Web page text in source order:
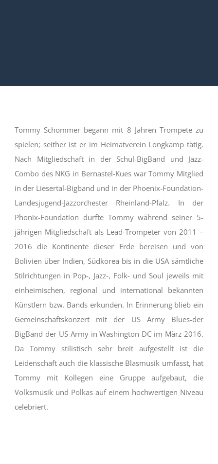
Tommy Schommer begann mit 8 Jahren Trompete zu
spielen; seither ist er im Heimatverein Longkamp tätig.
Nach Mitgliedschaft in der Schul-BigBand und Jazz-
Combo des NKG in Bernastel-Kues war Tommy Mitglied
in der Liesertal-Bigband und in der Phoenix-Foundation-
Landesjugend-Jazzorchester Rheinland-Pfalz. In der
Phonix-Foundation durfte Tommy während seiner 5-
jährigen Mitgliedschaft als Lead-Trompeter von 2011 –
2016 die Kontinente dieser Erde bereisen und von
Bolivien über Indien, Südkorea bis in die USA sämtliche
Stilrichtungen in Pop-, Jazz-, Folk- und Soul jeweils mit
einheimischen, regional und international bekannten
Künstlern bzw. Bands erkunden. In Erinnerung blieb ein
Gemeinschaftskonzert mit der US Army Blues-der
BigBand der US Army in Washington DC im März 2016.
Da Tommy stilistisch sehr breit aufgestellt ist die
Leidenschaft auch die klassische Blasmusik umfasst, hat
Tommy mit Kollegen eine Gruppe aufgebaut, die
Volksmusik und Polkas auf einem hochwertigen Niveau
celebriert.